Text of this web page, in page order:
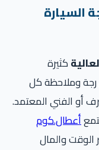
كثيرة
وملاحظة كل
الفني المعتمد.
أعطال.كوم
والمال